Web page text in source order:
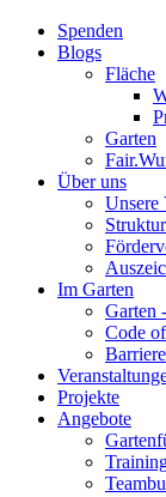
Spenden
Blogs
Fläche
Garten
Über uns
Unsere
Im Garten
Garten
Code
Projekte
Angebote